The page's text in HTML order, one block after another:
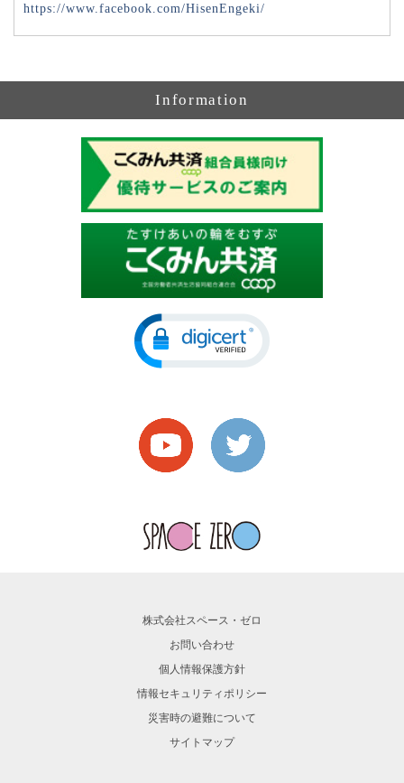
https://www.facebook.com/HisenEngeki/
Information
株式会社スペース・ゼロ
お問い合わせ
個人情報保護方針
情報セキュリティポリシー
災害時の避難について
サイトマップ